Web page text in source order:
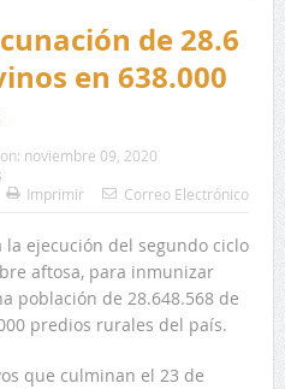
de 28.6
en 638.000
on: noviembre 09, 2020
Imprimir
Correo Electrónico
la ejecución del segundo ciclo
aftosa, para inmunizar
población de 28.648.568 de
predios rurales del país.
que culminan el 23 de